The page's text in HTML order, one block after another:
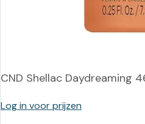
CND Shellac Daydreaming
Log in voor prijzen